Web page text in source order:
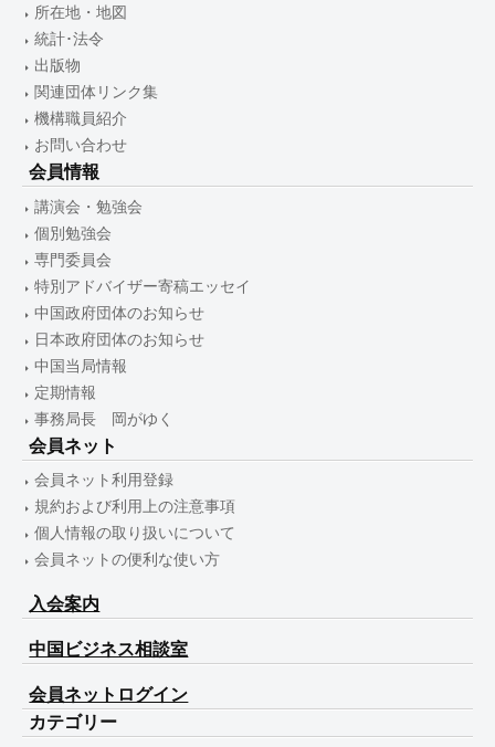
所在地・地図
統計･法令
出版物
関連団体リンク集
機構職員紹介
お問い合わせ
会員情報
講演会・勉強会
個別勉強会
専門委員会
特別アドバイザー寄稿エッセイ
中国政府団体のお知らせ
日本政府団体のお知らせ
中国当局情報
定期情報
事務局長 岡がゆく
会員ネット
会員ネット利用登録
規約および利用上の注意事項
個人情報の取り扱いについて
会員ネットの便利な使い方
入会案内
中国ビジネス相談室
会員ネットログイン
カテゴリー